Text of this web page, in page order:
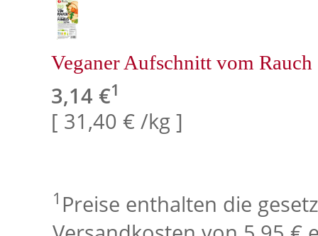
Veganer Aufschnitt vom Rauch
3,14 €1
[ 31,40 € /kg ]
1 Preise enthalten die